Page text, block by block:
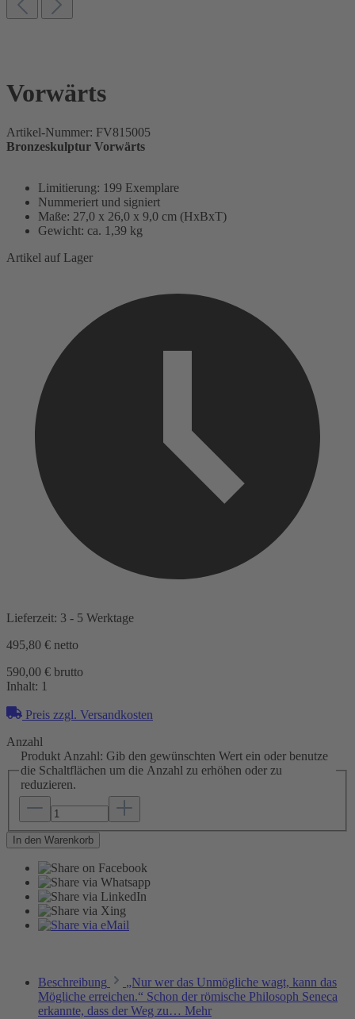
Vorwärts
Artikel-Nummer: FV815005
Bronzeskulptur Vorwärts
Limitierung: 199 Exemplare
Nummeriert und signiert
Maße: 27,0 x 26,0 x 9,0 cm (HxBxT)
Gewicht: ca. 1,39 kg
Artikel auf Lager
Lieferzeit: 3 - 5 Werktage
495,80 € netto
590,00 € brutto
Inhalt: 1
Preis zzgl. Versandkosten
Anzahl
Produkt Anzahl: Gib den gewünschten Wert ein oder benutze
die Schaltflächen um die Anzahl zu erhöhen oder zu
reduzieren.
In den Warenkorb
Beschreibung
„Nur wer das Unmögliche wagt, kann das
Mögliche erreichen.“ Schon der römische Philosoph Seneca
erkannte, dass der Weg zu… Mehr